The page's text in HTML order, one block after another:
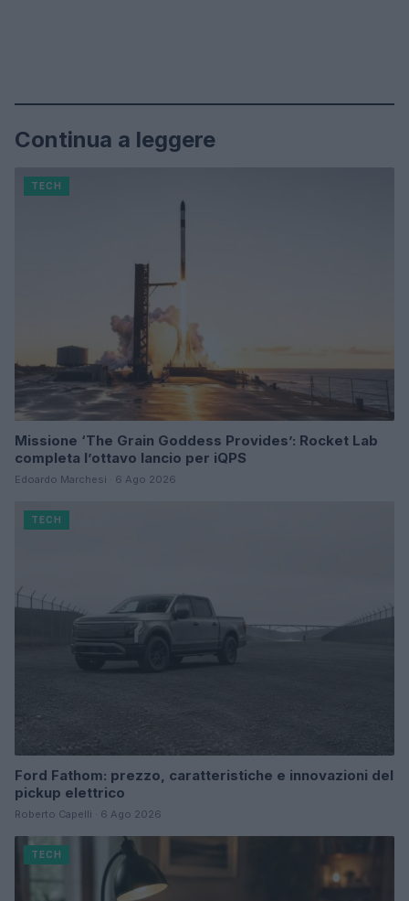
Continua a leggere
TECH
Missione ‘The Grain Goddess Provides’: Rocket Lab
completa l’ottavo lancio per iQPS
Edoardo Marchesi · 6 Ago 2026
TECH
Ford Fathom: prezzo, caratteristiche e innovazioni del
pickup elettrico
Roberto Capelli · 6 Ago 2026
TECH